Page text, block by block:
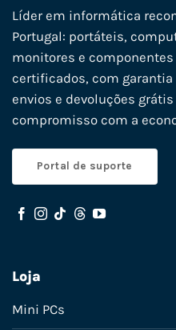
Líder em informática
Portugal: portáteis,
monitores e
certificados, com garantia
envios e devoluções grátis
compromisso com a
Portal de suporte
Loja
Mini PCs